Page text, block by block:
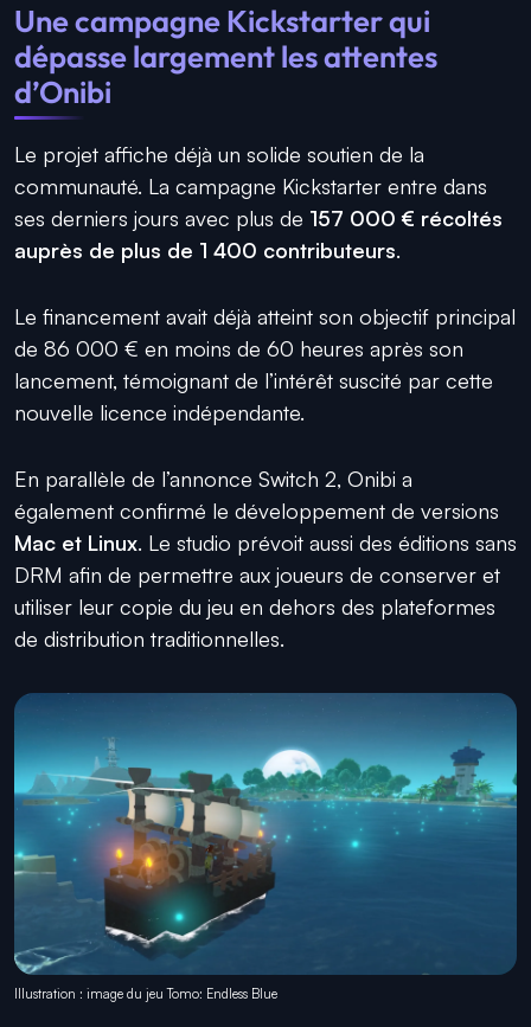
Une campagne Kickstarter qui
dépasse largement les attentes
d’Onibi
Le projet affiche déjà un solide soutien de la
communauté. La campagne Kickstarter entre dans
ses derniers jours avec plus de 157 000 € récoltés
auprès de plus de 1 400 contributeurs.
Le financement avait déjà atteint son objectif principal
de 86 000 € en moins de 60 heures après son
lancement, témoignant de l’intérêt suscité par cette
nouvelle licence indépendante.
En parallèle de l’annonce Switch 2, Onibi a
également confirmé le développement de versions
Mac et Linux. Le studio prévoit aussi des éditions sans
DRM afin de permettre aux joueurs de conserver et
utiliser leur copie du jeu en dehors des plateformes
de distribution traditionnelles.
Illustration : image du jeu Tomo: Endless Blue